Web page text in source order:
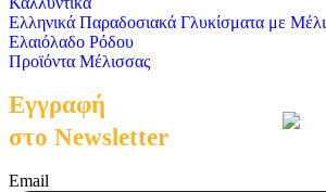
Ελληνικά Παραδοσιακά Γλυκίσματα με Μέλι
Ελαιόλαδο Ρόδου
Προϊόντα Μέλισσας
Εγγραφή
στο Newsletter
Email